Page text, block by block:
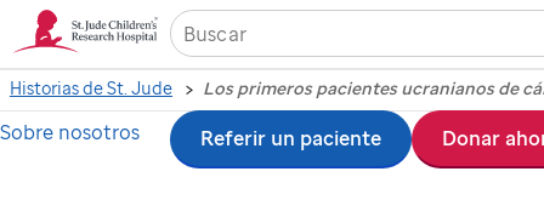
Ir
Sobre nosotros Referir un paciente Donar
Historias de St. Jude
Los primeros